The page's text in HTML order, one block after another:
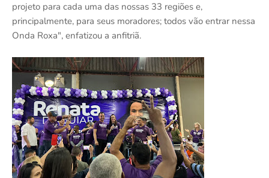
projeto para cada uma das nossas 33 regiões e,
principalmente, para seus moradores; todos vão entrar nessa
Onda Roxa", enfatizou a anfitriã.